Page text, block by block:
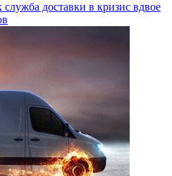
доставки в кризис вдвое